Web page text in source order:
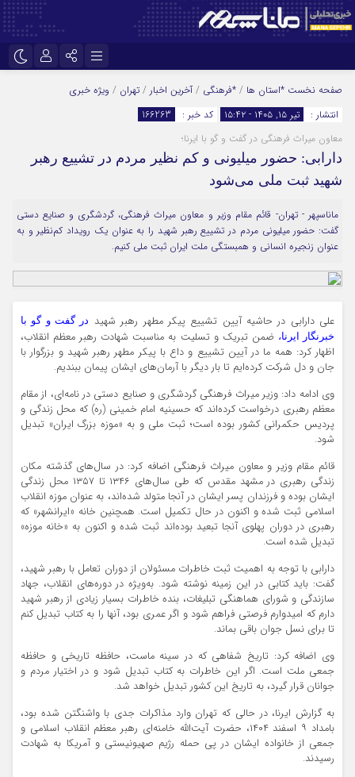
اینستاگرام تلگرام
سروش ایتا
نام کاربری یا نشانی ایمیل
رمز عبور
مرا به خاطر بسپار
صفحه نخست *استان ها / *فرهنگی / آخرین اخبار / تهران / ویژه خبری
انتشار :
تیر ۱۵, ۱۴۰۵ - ۱۵:۴۲ کد خبر :
166263
معاون میراث فرهنگی در گفت و گو با ایرنا؛
دارابی: حضور میلیونی و کم نظیر مردم در تشییع رهبر
شهید ثبت ملی می‌شود
ماناسپهر - تهران- قائم مقام وزیر و معاون میراث فرهنگی، گردشگری و صنایع دستی
گفت: حضور میلیونی مردم در تشییع رهبر شهید را به عنوان یک رویداد کم‌نظیر و به
عنوان زنجیره انسانی و همبستگی ملت ایران ثبت ملی کنیم.
علی دارابی در حاشیه آیین تشییع پیکر مطهر رهبر شهید
در گفت و گو با
خبرنگار ایرنا، ضمن تبریک و تسلیت به مناسبت شهادت رهبر معظم انقلاب،
اظهار کرد: همه ما در آیین تشییع و داع با پیکر مطهر رهبر شهید و بزرگوار با
جان و دل شرکت کرده‌ایم تا بار دیگر با آرمان‌های ایشان پیمان ببندیم.
وی ادامه داد: وزیر میراث فرهنگی گردشگری و صنایع دستی در نامه‌ای، از مقام
معظم رهبری درخواست کرده‌اند که حسینیه امام خمینی (ره) که محل زندگی و
پردیس حکمرانی کشور بوده است؛ ثبت ملی و به «موزه بزرگ ایران» تبدیل
شود.
قائم مقام وزیر و معاون میراث فرهنگی اضافه کرد: در سال‌های گذشته مکان
زندگی رهبری در مشهد مقدس که طی سال‌های ۱۳۴۶ تا ۱۳۵۷ محل زندگی
ایشان بوده و فرزندان پسر ایشان در آنجا متولد شده‌اند، به عنوان موزه انقلاب
اسلامی ثبت شده و اکنون در حال تکمیل است. همچنین خانه «ایرانشهر» که
رهبری در دوران پهلوی آنجا تبعید بوده‌اند ثبت شده و اکنون به «خانه موزه»
تبدیل شده است.
دارابی با توجه به اهمیت ثبت خاطرات مسئولان از دوران تعامل با رهبر شهید،
گفت: باید کتابی در این زمینه نوشته شود. به‌ویژه در دوره‌های انقلاب، جهاد
سازندگی و شورای هماهنگی تبلیغات، بنده خاطرات بسیار زیادی از رهبر شهید
دارم که امیدوارم فرصتی فراهم شود و اگر عمری بود، آنها را به کتاب تبدیل کنم
تا برای نسل جوان باقی بماند.
وی اضافه کرد: تاریخ شفاهی که در سینه ماست، حافظه تاریخی و حافظه
جمعی ملت است. اگر این خاطرات به کتاب تبدیل شود و در اختیار مردم و
جوانان قرار گیرد، به تاریخ این کشور تبدیل خواهد شد.
به گزارش ایرنا، در حالی که تهران وارد مذاکرات جدی با واشنگتن شده بود،
بامداد ۹ اسفند ۱۴۰۴، ‌حضرت آیت‌الله خامنه‌ای رهبر معظم انقلاب اسلامی و
جمعی از خانواده ایشان در پی حمله رژیم صهیونیستی و آمریکا به شهادت
رسیدند.